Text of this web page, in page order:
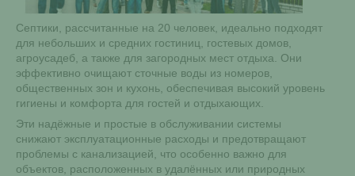
Септики, рассчитанные на 20 человек, идеально подходят
для небольших и средних гостиниц, гостевых домов,
агроусадеб, а также для загородных мест отдыха. Они
эффективно очищают сточные воды из номеров,
общественных зон и кухонь, обеспечивая высокий уровень
гигиены и комфорта для гостей и отдыхающих.
Эти надёжные и простые в обслуживании системы
снижают эксплуатационные расходы и предотвращают
проблемы с канализацией, что особенно важно для
объектов, расположенных в удалённых или природных